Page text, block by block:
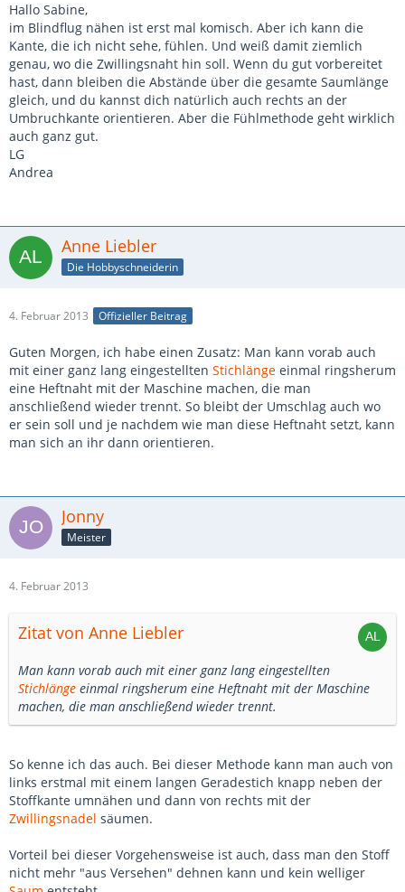
Hallo Sabine,
im Blindflug nähen ist erst mal komisch. Aber ich kann die
Kante, die ich nicht sehe, fühlen. Und weiß damit ziemlich
genau, wo die Zwillingsnaht hin soll. Wenn du gut vorbereitet
hast, dann bleiben die Abstände über die gesamte Saumlänge
gleich, und du kannst dich natürlich auch rechts an der
Umbruchkante orientieren. Aber die Fühlmethode geht wirklich
auch ganz gut.
LG
Andrea
Anne Liebler
Die Hobbyschneiderin
4. Februar 2013 Offizieller Beitrag
Guten Morgen, ich habe einen Zusatz: Man kann vorab auch
mit einer ganz lang eingestellten Stichlänge einmal ringsherum
eine Heftnaht mit der Maschine machen, die man
anschließend wieder trennt. So bleibt der Umschlag auch wo
er sein soll und je nachdem wie man diese Heftnaht setzt, kann
man sich an ihr dann orientieren.
Jonny
Meister
4. Februar 2013
Zitat von Anne Liebler
Man kann vorab auch mit einer ganz lang eingestellten
Stichlänge einmal ringsherum eine Heftnaht mit der Maschine
machen, die man anschließend wieder trennt.
So kenne ich das auch. Bei dieser Methode kann man auch von
links erstmal mit einem langen Geradestich knapp neben der
Stoffkante umnähen und dann von rechts mit der
Zwillingsnadel säumen.
Vorteil bei dieser Vorgehensweise ist auch, dass man den Stoff
nicht mehr "aus Versehen" dehnen kann und kein welliger